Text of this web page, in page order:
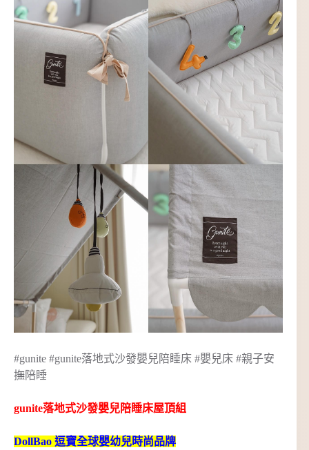
#gunite #gunite落地式沙發嬰兒陪睡床 #嬰兒床 #親子安
撫陪睡
gunite落地式沙發嬰兒陪睡床屋頂組
DollBao 逗寶全球嬰幼兒時尚品牌